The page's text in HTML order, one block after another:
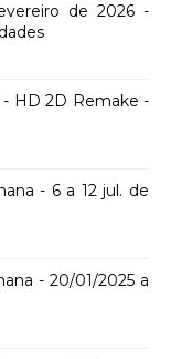
de 2026 -
HD 2D Remake -
- 6 a 12 jul. de
- 20/01/2025 a